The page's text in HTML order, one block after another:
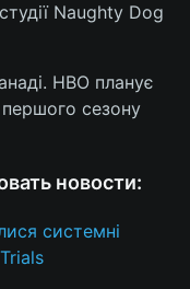
Naughty Dog
HBO планує
сезону
новости:
системні